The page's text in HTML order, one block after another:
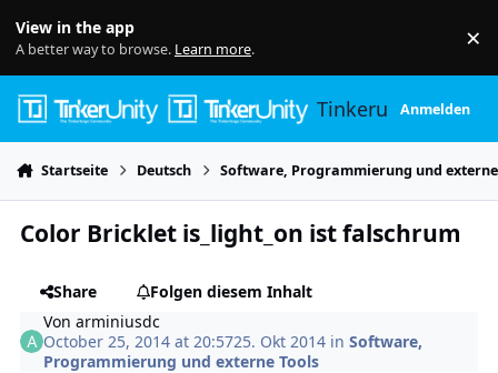
View in the app
A better way to browse. Learn more. ×
TinkerunityAnmelden
Startseite Deutsch Software, Programmierung und
Color Bricklet is_light_on ist falschrum
Share
Folgen diesem Inhalt
Vonarminiusdc
October 25, 2014 at 20:5725. Okt 2014 inSoftware,
Programmierung und externe Tools